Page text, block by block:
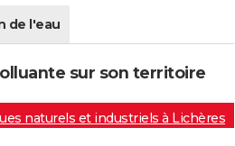
de l'eau
sur son territoire
naturels et industriels à Lichères